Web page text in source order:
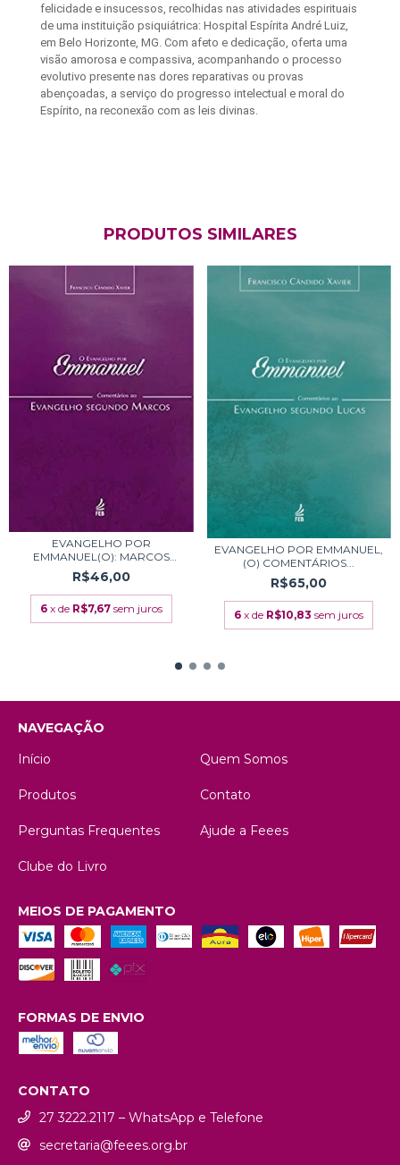
felicidade e insucessos, recolhidas nas atividades espirituais
de uma instituição psiquiátrica: Hospital Espírita André Luiz,
em Belo Horizonte, MG. Com afeto e dedicação, oferta uma
visão amorosa e compassiva, acompanhando o processo
evolutivo presente nas dores reparativas ou provas
abençoadas, a serviço do progresso intelectual e moral do
Espírito, na reconexão com as leis divinas.
PRODUTOS SIMILARES
EVANGELHO POR
EMMANUEL(O): MARCOS
COMENT...
R$46,00
6 x de R$7,67 sem juros
EVANGELHO POR EMMANUEL,
(O) COMENTÁRIOS...
R$65,00
6 x de R$10,83 sem juros
NAVEGAÇÃO
Início
Quem Somos
Produtos Contato
Perguntas Frequentes Ajude a Feees
Clube do Livro
MEIOS DE PAGAMENTO
FORMAS DE ENVIO
CONTATO
27 3222.2117 – WhatsApp e Telefone
secretaria@feees.org.br